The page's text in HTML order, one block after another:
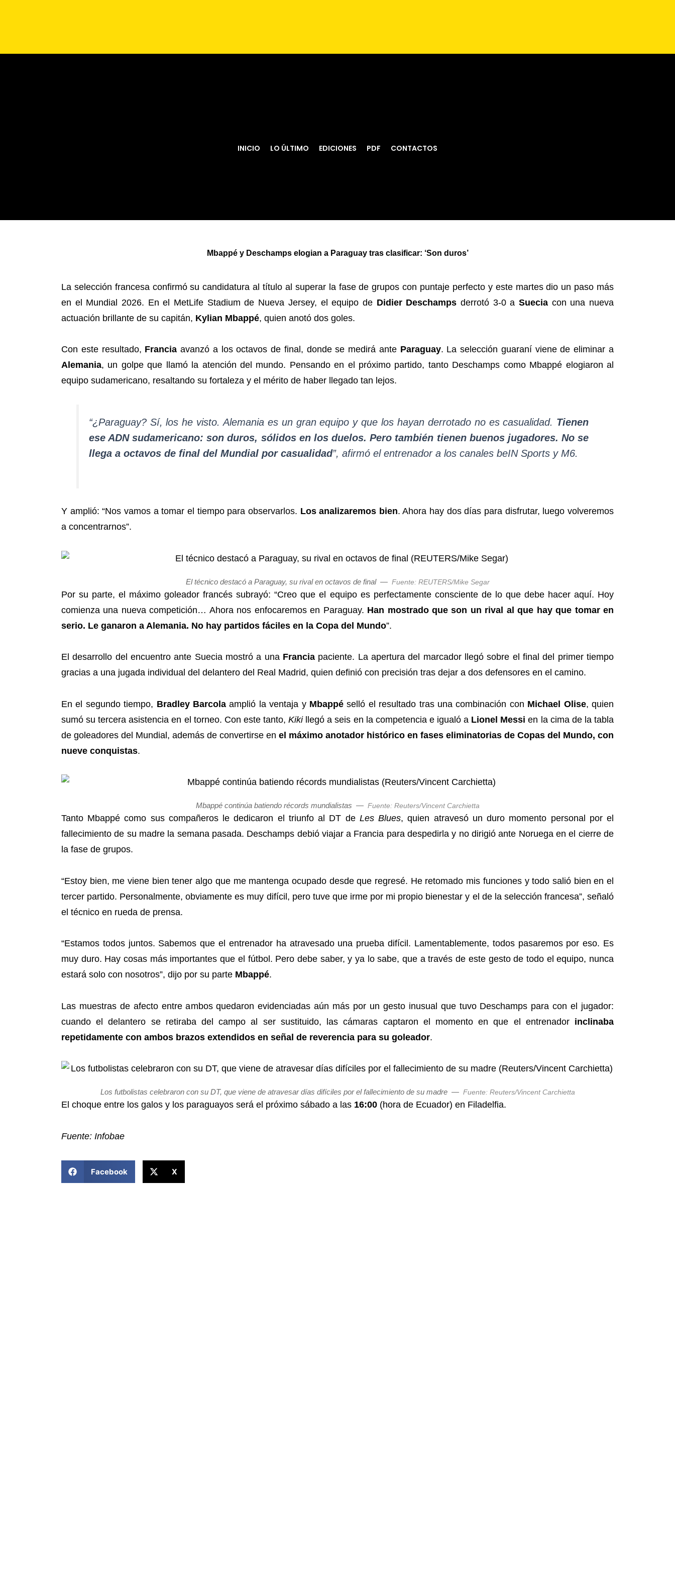
INICIO LO ÚLTIMO EDICIONES PDF CONTACTOS
Mbappé y Deschamps elogian a Paraguay tras clasificar: ‘Son duros’
La selección francesa confirmó su candidatura al título al superar la fase de grupos con puntaje perfecto y este martes dio un paso más
en el Mundial 2026. En el MetLife Stadium de Nueva Jersey, el equipo de Didier Deschamps derrotó 3-0 a Sueciacon una nueva
actuación brillante de su capitán, Kylian Mbappé, quien anotó dos goles.
Con este resultado, Francia avanzó a los octavos de final, donde se medirá ante Paraguay. La selección guaraní viene de eliminar a
Alemania, un golpe que llamó la atención del mundo. Pensando en el próximo partido, tanto Deschamps como Mbappé elogiaron al
equipo sudamericano, resaltando su fortaleza y el mérito de haber llegado tan lejos.
“¿Paraguay? Sí, los he visto. Alemania es un gran equipo y que los hayan derrotado no es casualidad. Tienen
ese ADN sudamericano: son duros, sólidos en los duelos. Pero también tienen buenos jugadores. No se
llega a octavos de final del Mundial por casualidad”, afirmó el entrenador a los canales beIN Sportsy M6.
Y amplió: “Nos vamos a tomar el tiempo para observarlos. Los analizaremos bien. Ahora hay dos días para disfrutar, luego volveremos
a concentrarnos”.
El técnico destacó a Paraguay, su rival en octavos de final — Fuente: REUTERS/Mike Segar
Por su parte, el máximo goleador francés subrayó: “Creo que el equipo es perfectamente consciente de lo que debe hacer aquí. Hoy
comienza una nueva competición… Ahora nos enfocaremos en Paraguay. Han mostrado que son un rival al que hay que tomar en
serio. Le ganaron a Alemania. No hay partidos fáciles en la Copa del Mundo”.
El desarrollo del encuentro ante Suecia mostró a una Francia paciente. La apertura del marcador llegó sobre el final del primer tiempo
gracias a una jugada individual del delantero del Real Madrid, quien definió con precisión tras dejar a dos defensores en el camino.
En el segundo tiempo, Bradley Barcola amplió la ventaja y Mbappé selló el resultado tras una combinación con Michael Olise, quien
sumó su tercera asistencia en el torneo. Con este tanto,Kikillegó a seis en la competencia e igualó a Lionel Messi en la cima de la tabla
de goleadores del Mundial, además de convertirse en el máximo anotador histórico en fases eliminatorias de Copas del Mundo, con
nueve conquistas.
Mbappé continúa batiendo récords mundialistas — Fuente: Reuters/Vincent Carchietta
Tanto Mbappé como sus compañeros le dedicaron el triunfo al DT de Les Blues, quien atravesó un duro momento personal por el
fallecimiento de su madre la semana pasada. Deschamps debió viajar a Francia para despedirla y no dirigió ante Noruega en el cierre de
la fase de grupos.
“Estoy bien, me viene bien tener algo que me mantenga ocupado desde que regresé. He retomado mis funciones y todo salió bien en el
tercer partido. Personalmente, obviamente es muy difícil, pero tuve que irme por mi propio bienestar y el de la selección francesa”, señaló
el técnico en rueda de prensa.
“Estamos todos juntos. Sabemos que el entrenador ha atravesado una prueba difícil. Lamentablemente, todos pasaremos por eso. Es
muy duro. Hay cosas más importantes que el fútbol. Pero debe saber, y ya lo sabe, que a través de este gesto de todo el equipo, nunca
estará solo con nosotros”, dijo por su parte Mbappé.
Las muestras de afecto entre ambos quedaron evidenciadas aún más por un gesto inusual que tuvo Deschamps para con el jugador:
cuando el delantero se retiraba del campo al ser sustituido, las cámaras captaron el momento en que el entrenador inclinaba
repetidamente con ambos brazos extendidos en señal de reverencia para su goleador.
Los futbolistas celebraron con su DT, que viene de atravesar días difíciles por el fallecimiento de su madre — Fuente: Reuters/Vincent Carchietta
El choque entre los galos y los paraguayos será el próximo sábado a las 16:00 (hora de Ecuador) en Filadelfia.
Fuente: Infobae
Facebook X